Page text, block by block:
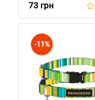
73 грн
-11%